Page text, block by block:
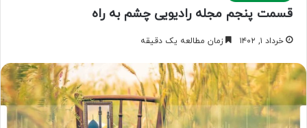
قسمت پنجم مجله رادیویی چشم به راه
خرداد ۱, ۱۴۰۲ زمان مطالعه یک دقیقه